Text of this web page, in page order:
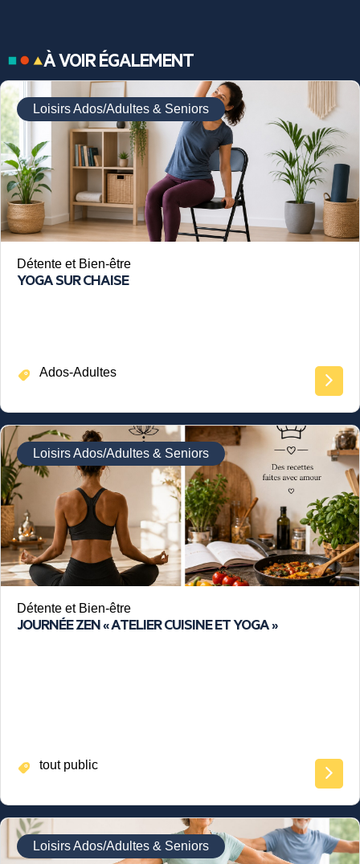
À VOIR ÉGALEMENT
Loisirs Ados/Adultes & Seniors
Détente et Bien-être
YOGA SUR CHAISE
Ados-Adultes
Loisirs Ados/Adultes & Seniors
Détente et Bien-être
JOURNÉE ZEN « ATELIER CUISINE ET YOGA »
tout public
Loisirs Ados/Adultes & Seniors